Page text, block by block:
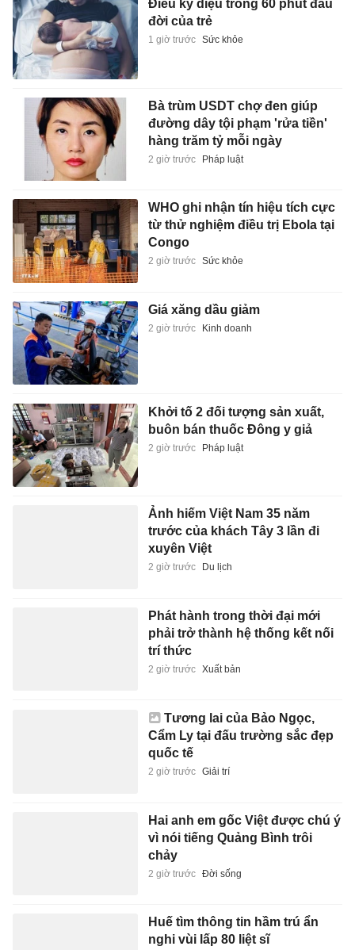
Điều kỳ diệu trong 60 phút đầu
đời của trẻ
1 giờ trước Sức khỏe
Bà trùm USDT chợ đen giúp
đường dây tội phạm 'rửa tiền'
hàng trăm tỷ mỗi ngày
2 giờ trước Pháp luật
WHO ghi nhận tín hiệu tích cực
từ thử nghiệm điều trị Ebola tại
Congo
2 giờ trước Sức khỏe
Giá xăng dầu giảm
2 giờ trước Kinh doanh
Khởi tố 2 đối tượng sản xuất,
buôn bán thuốc Đông y giả
2 giờ trước Pháp luật
Ảnh hiếm Việt Nam 35 năm
trước của khách Tây 3 lần đi
xuyên Việt
2 giờ trước Du lịch
Phát hành trong thời đại mới
phải trở thành hệ thống kết nối
trí thức
2 giờ trước Xuất bản
Tương lai của Bảo Ngọc,
Cẩm Ly tại đấu trường sắc đẹp
quốc tế
2 giờ trước Giải trí
Hai anh em gốc Việt được chú ý
vì nói tiếng Quảng Bình trôi
chảy
2 giờ trước Đời sống
Huế tìm thông tin hầm trú ẩn
nghi vùi lấp 80 liệt sĩ